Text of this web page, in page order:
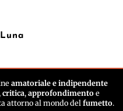
amatoriale e indipendente
, critica, approfondimento e
attorno al mondo del fumetto.